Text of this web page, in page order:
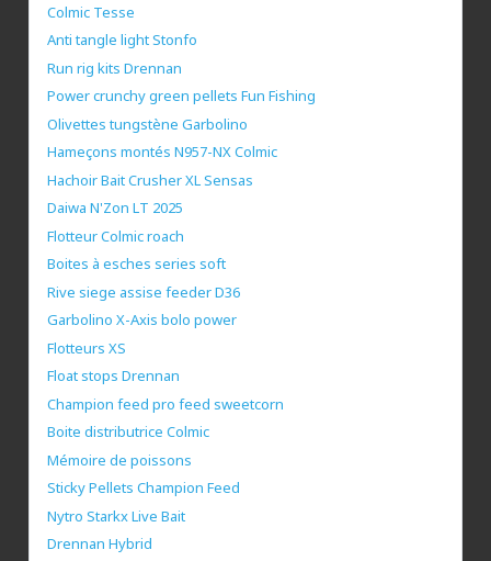
Colmic Tesse
Anti tangle light Stonfo
Run rig kits Drennan
Power crunchy green pellets Fun Fishing
Olivettes tungstène Garbolino
Hameçons montés N957-NX Colmic
Hachoir Bait Crusher XL Sensas
Daiwa N'Zon LT 2025
Flotteur Colmic roach
Boites à esches series soft
Rive siege assise feeder D36
Garbolino X-Axis bolo power
Flotteurs XS
Float stops Drennan
Champion feed pro feed sweetcorn
Boite distributrice Colmic
Mémoire de poissons
Sticky Pellets Champion Feed
Nytro Starkx Live Bait
Drennan Hybrid